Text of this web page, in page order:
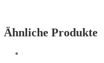
Ähnliche Produkte